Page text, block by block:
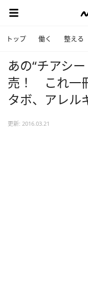
トップ 働く 整える
あの“チアシ
売！ これ一
タボ、アレル
更新: 2016.03.21